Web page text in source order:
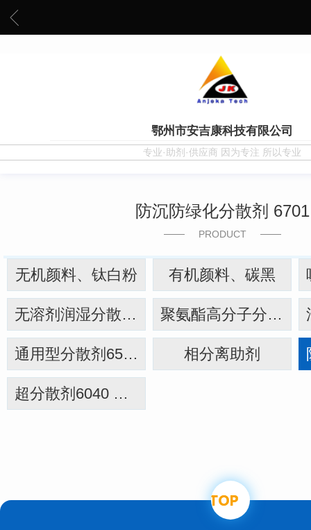
鄂州市安吉康科技有限公司
专业·助剂·供应商 因为专注 所以专业
防沉防绿化分散剂 6701
PRODUCT
无机颜料、钛白粉 有机颜料、碳黑
无溶剂润湿分散剂6111 聚氨酯高分子分散剂
通用型分散剂6500A 通用型润湿分散剂6402 相分离助剂
超分散剂6040 陶瓷墨水分散剂6042 润湿分散剂6043/6061